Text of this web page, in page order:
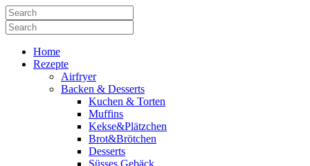
Home
Rezepte
Airfryer
Backen & Desserts
Kuchen & Torten
Muffins
Kekse&Plätzchen
Brot&Brötchen
Desserts
Süsses Gebäck